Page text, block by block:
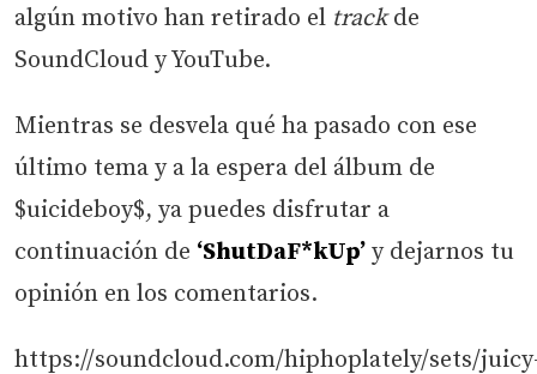
algún motivo han retirado el trackde
SoundCloud y YouTube.
Mientras se desvela qué ha pasado con ese
último tema y a la espera del álbum de
$uicideboy$, ya puedes disfrutar a
continuación de ‘ShutDaF*kUp’ y dejarnos tu
opinión en los comentarios.
https://soundcloud.com/hiphoplately/sets/